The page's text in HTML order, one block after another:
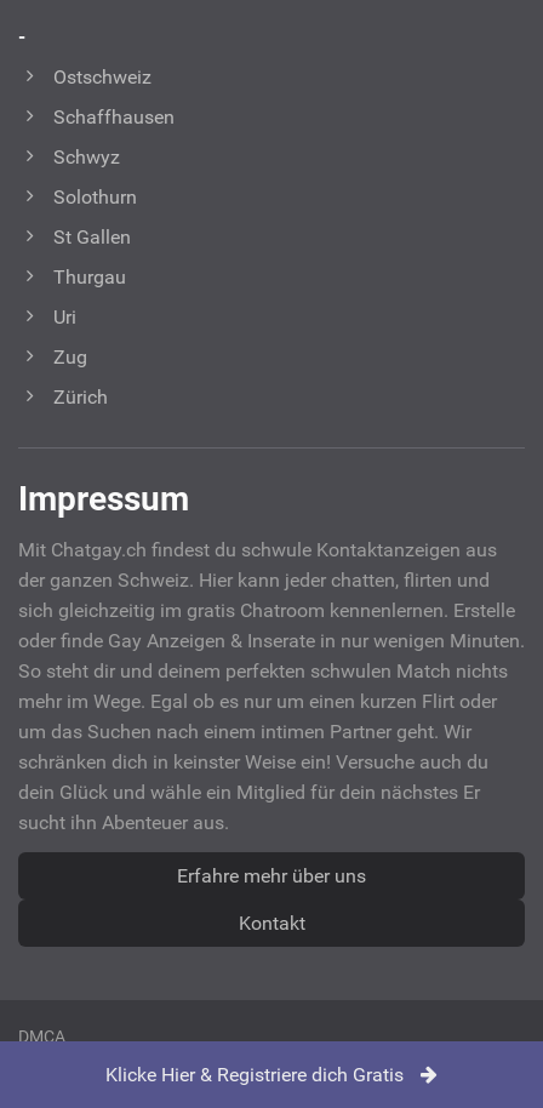
-
Ostschweiz
Schaffhausen
Schwyz
Solothurn
St Gallen
Thurgau
Uri
Zug
Zürich
Impressum
Mit Chatgay.ch findest du schwule Kontaktanzeigen aus
der ganzen Schweiz. Hier kann jeder chatten, flirten und
sich gleichzeitig im gratis Chatroom kennenlernen. Erstelle
oder finde Gay Anzeigen & Inserate in nur wenigen Minuten.
So steht dir und deinem perfekten schwulen Match nichts
mehr im Wege. Egal ob es nur um einen kurzen Flirt oder
um das Suchen nach einem intimen Partner geht. Wir
schränken dich in keinster Weise ein! Versuche auch du
dein Glück und wähle ein Mitglied für dein nächstes Er
sucht ihn Abenteuer aus.
Erfahre mehr über uns
Kontakt
DMCA
Allegemeine Geschäftsbedingungen
Klicke Hier & Registriere dich Gratis